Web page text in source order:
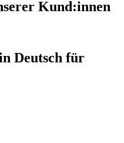
Kund:innen
Deutsch für